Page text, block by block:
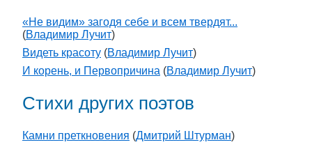
«Не видим» загодя себе и всем твердят...
(Владимир Лучит)
Видеть красоту (Владимир Лучит)
И корень, и Первопричина (Владимир Лучит)
Стихи других поэтов
Камни преткновения (Дмитрий Штурман)